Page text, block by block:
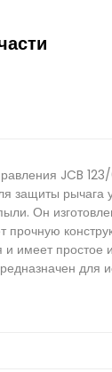
JCB
защиты рычага
Он
прочную
и имеет простое
для